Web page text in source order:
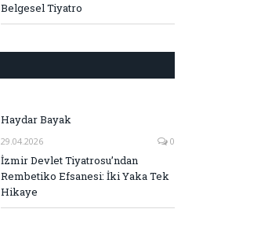
Belgesel Tiyatro
Haydar Bayak
29.04.2026 0
İzmir Devlet Tiyatrosu’ndan
Rembetiko Efsanesi: İki Yaka Tek
Hikaye